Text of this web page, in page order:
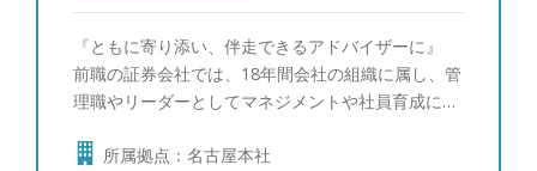
『ともに寄り添い、伴走できるアドバイザーに』
前職の証券会社では、18年間会社の組織に属し、管
理職やリーダーとしてマネジメントや社員育成に長
す時間も役職が上がるごとに増えていき、逆に自分
所属拠点：名古屋本社